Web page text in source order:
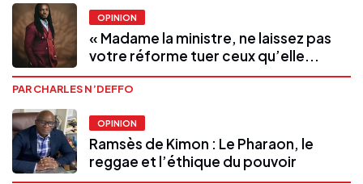
OPINION
« Madame la ministre, ne laissez pas
votre réforme tuer ceux qu’elle...
PAR CHARLES N’DEFFO
OPINION
Ramsès de Kimon : Le Pharaon, le
reggae et l’éthique du pouvoir